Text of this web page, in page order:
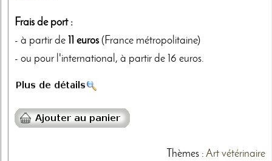
Frais de port :
- à partir de
11 euros (France métropolitaine)
- ou pour l'international, à partir de 16 euros.
Thèmes: Art vétérinaire